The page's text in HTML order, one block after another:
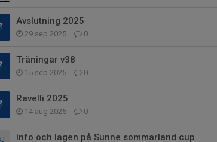
Avslutning 2025
29 sep 2025 0
Träningar v38
15 sep 2025 0
Ravelli 2025
14 aug 2025 0
Info och lagen på Sunne sommarland cup